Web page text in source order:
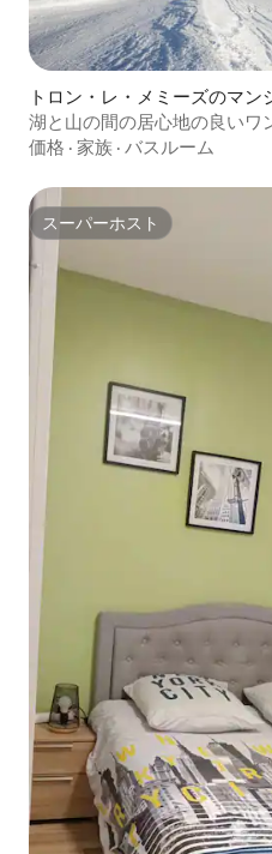
トロン・レ・メミーズのマン
湖と山の間の居心地の良いワ
価格 · 家族 · バスルーム
スーパーホスト
スーパーホスト